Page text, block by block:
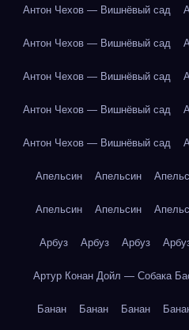
Антон Чехов — Вишнёвый сад
Антон Чехов — Вишнёвый сад
Антон Чехов — Вишнёвый сад
Антон Чехов — Вишнёвый сад
Антон Чехов — Вишнёвый сад
Апельсин Апельсин
Апельсин Апельсин
Арбуз Арбуз Арбуз
Артур Конан Дойл — Собака
Банан Банан Банан